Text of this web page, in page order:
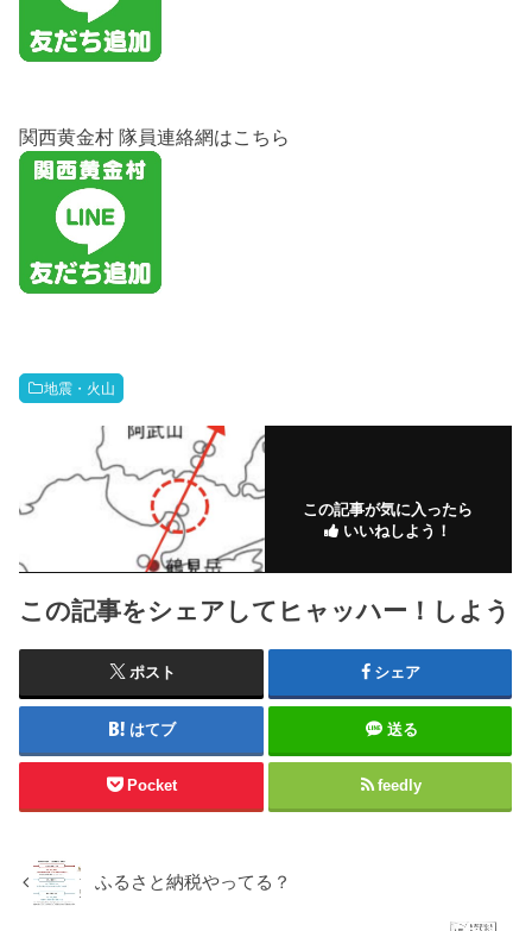
関西黄金村 隊員連絡網はこちら
地震・火山
この記事が気に入ったら
いいねしよう！
この記事をシェアしてヒャッハー！しよう
ポスト シェア
はてブ 送る
Pocket feedly
ふるさと納税やってる？